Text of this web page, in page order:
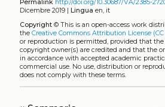
Permalink http://doi.org/10.30687/VA/2385-
Dicembre 2019 | Lingua en, it
Copyright© This is an open-access work
the Creative Commons Attribution License (CC
or reproduction is permitted, provided that
copyright owner(s) are credited and that the
in accordance with accepted academic
commercial use. No use, distribution or
does not comply with these terms.